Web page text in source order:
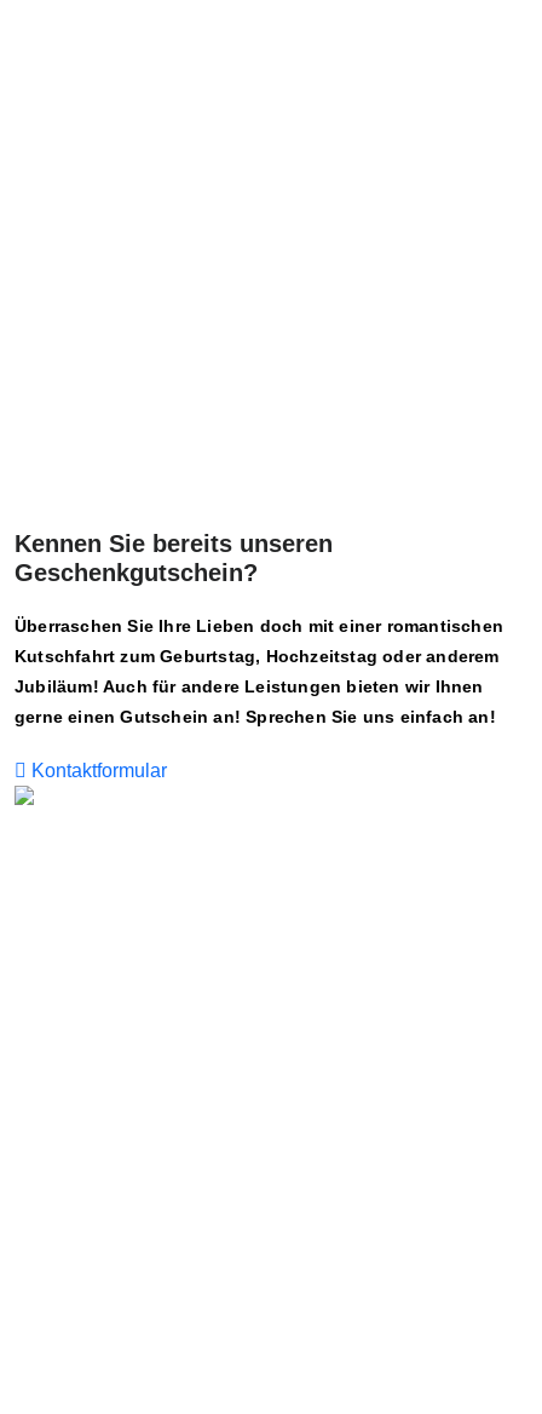
Kennen Sie bereits unseren
Geschenkgutschein?
Überraschen Sie Ihre Lieben doch mit einer romantischen
Kutschfahrt zum Geburtstag, Hochzeitstag oder anderem
Jubiläum! Auch für andere Leistungen bieten wir Ihnen
gerne einen Gutschein an! Sprechen Sie uns einfach an!
Kontaktformular